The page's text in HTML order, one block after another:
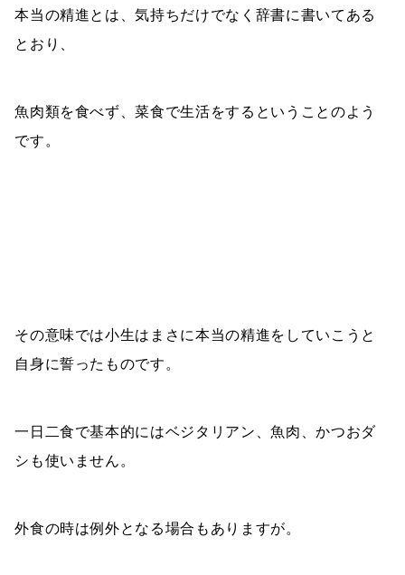
本当の精進とは、気持ちだけでなく辞書に書いてある
とおり、
魚肉類を食べず、菜食で生活をするということのよう
です。
その意味では小生はまさに本当の精進をしていこうと
自身に誓ったものです。
一日二食で基本的にはベジタリアン、魚肉、かつおダ
シも使いません。
外食の時は例外となる場合もありますが。